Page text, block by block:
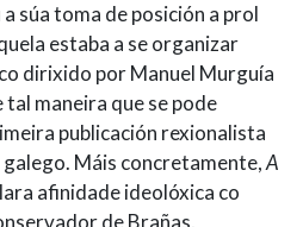
súa toma de posición a prol
estaba a se organizar
dirixido por Manuel Murguía
maneira que se pode
publicación rexionalista
Máis concretamente,A
afinidade ideolóxica co
de Brañas,